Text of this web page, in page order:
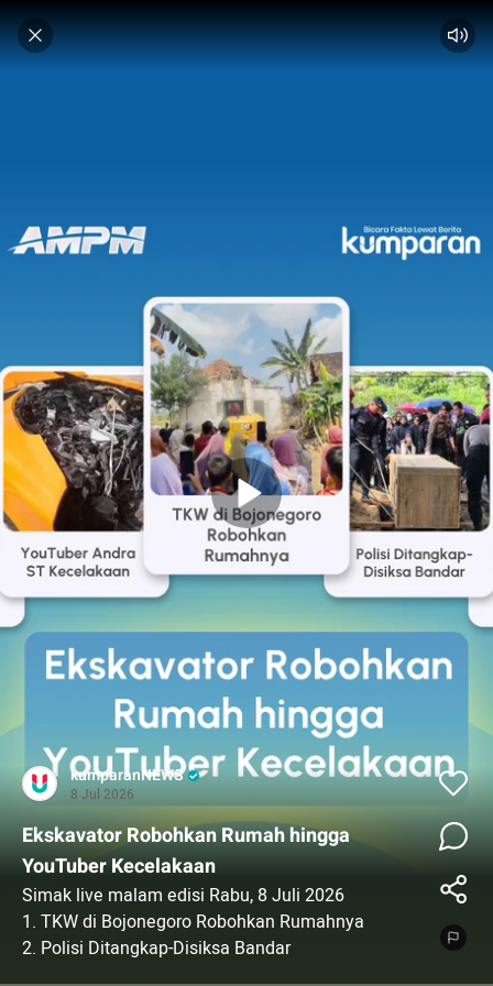
kumparanNEWS
8 Jul 2026
Ekskavator Robohkan Rumah hingga
YouTuber Kecelakaan
Simak live malam edisi Rabu, 8 Juli 2026
1. TKW di Bojonegoro Robohkan Rumahnya
2. Polisi Ditangkap-Disiksa Bandar